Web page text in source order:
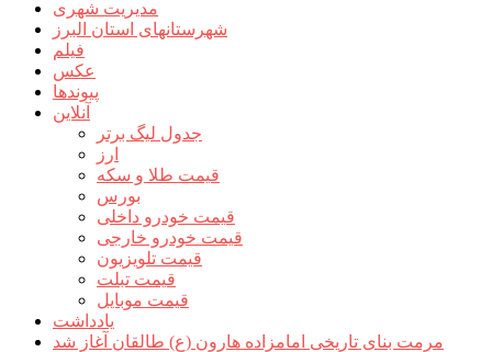
مدیریت شهری
شهرستانهای استان البرز
فیلم
عکس
پیوندها
آنلاین
جدول لیگ برتر
ارز
قیمت طلا و سکه
بورس
قیمت خودرو داخلی
قیمت خودرو خارجی
قیمت تلویزیون
قیمت تبلت
قیمت موبایل
یادداشت
مرمت بنای تاریخی امامزاده هارون (ع) طالقان آغاز شد